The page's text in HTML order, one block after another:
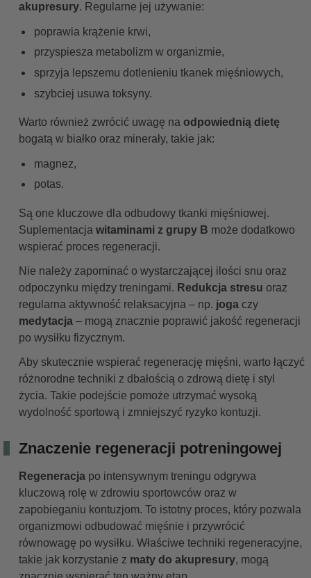
akupresury. Regularne jej używanie:
poprawia krążenie krwi,
przyspiesza metabolizm w organizmie,
sprzyja lepszemu dotlenieniu tkanek mięśniowych,
szybciej usuwa toksyny.
Warto również zwrócić uwagę na odpowiednią dietę
bogatą w białko oraz minerały, takie jak:
magnez,
potas.
Są one kluczowe dla odbudowy tkanki mięśniowej.
Suplementacja witaminami z grupy B może dodatkowo
wspierać proces regeneracji.
Nie należy zapominać o wystarczającej ilości snu oraz
odpoczynku między treningami. Redukcja stresu oraz
regularna aktywność relaksacyjna – np. joga czy
medytacja – mogą znacznie poprawić jakość regeneracji
po wysiłku fizycznym.
Aby skutecznie wspierać regenerację mięśni, warto łączyć
różnorodne techniki z dbałością o zdrową dietę i styl
życia. Takie podejście pomoże utrzymać wysoką
wydolność sportową i zmniejszyć ryzyko kontuzji.
Znaczenie regeneracji potreningowej
Regeneracja po intensywnym treningu odgrywa
kluczową rolę w zdrowiu sportowców oraz w
zapobieganiu kontuzjom. To istotny proces, który pozwala
organizmowi odbudować mięśnie i przywrócić
równowagę po wysiłku. Właściwe techniki regeneracyjne,
takie jak korzystanie z maty do akupresury, mogą